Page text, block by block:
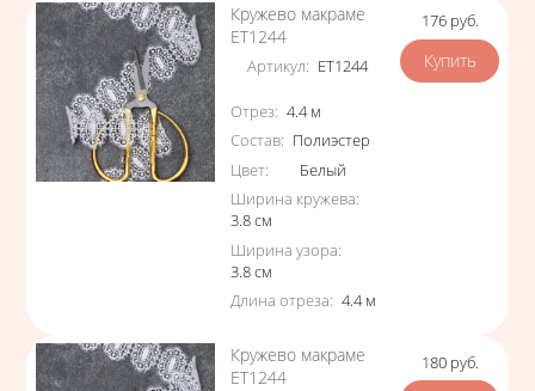
Кружево макраме
ЕТ1244
Артикул: ЕТ1244
Характеристики
Отрез: 4.4 м
Состав: Полиэстер
Цвет:
Белый
Ширина кружева:
3.8см
Ширина узора:
3.8см
Длина отреза: 4.4 м
Цена
176 руб.
Кружево макраме
ЕТ1244
Цена
180 руб.